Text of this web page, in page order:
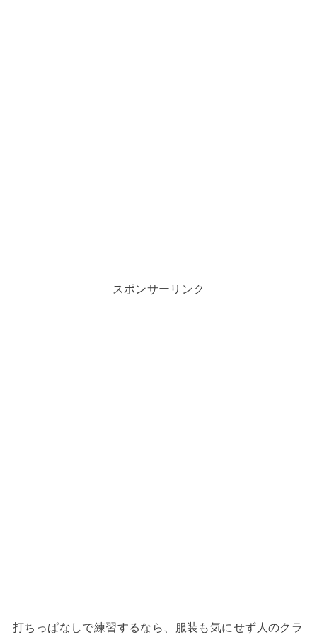
スポンサーリンク
打ちっぱなしで練習するなら、服装も気にせず人のクラ